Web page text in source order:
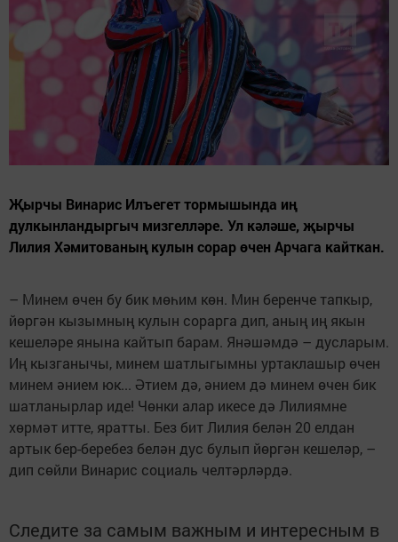
Җырчы Винарис Илъегет тормышында иң
дулкынландыргыч мизгелләре. Ул кәләше, җырчы
Лилия Хәмитованың кулын сорар өчен Арчага кайткан.
– Минем өчен бу бик мөһим көн. Мин беренче тапкыр,
йөргән кызымның кулын сорарга дип, аның иң якын
кешеләре янына кайтып барам. Янәшәмдә – дусларым.
Иң кызганычы, минем шатлыгымны уртаклашыр өчен
минем әнием юк... Әтием дә, әнием дә минем өчен бик
шатланырлар иде! Чөнки алар икесе дә Лилиямне
хөрмәт итте, яратты. Без бит Лилия белән 20 елдан
артык бер-беребез белән дус булып йөргән кешеләр, –
дип сөйли Винарис социаль челтәрләрдә.
Следите за самым важным и интересным в